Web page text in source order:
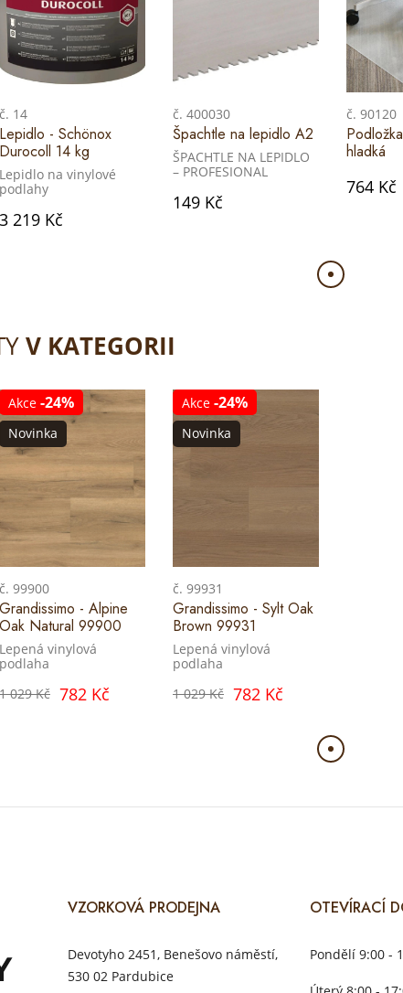
č. 14
Lepidlo - Schönox
Durocoll 14 kg
Lepidlo na vinylové
podlahy
3 219 Kč
č. 400030
Špachtle na lepidlo A2
ŠPACHTLE NA LEPIDLO
– PROFESIONAL
149 Kč
č. 90120
hladká
764 Kč
V KATEGORII
Akce -24%
Novinka
č. 99900
Grandissimo - Alpine
Oak Natural 99900
Lepená vinylová
podlaha
1 029 Kč 782 Kč
Akce -24%
Novinka
č. 99931
Grandissimo - Sylt Oak
Brown 99931
Lepená vinylová
podlaha
1 029 Kč 782 Kč
VZORKOVÁ PRODEJNA
Devotyho 2451, Benešovo náměstí,
530 02 Pardubice
OTEVÍRACÍ
Pondělí 9:00 -